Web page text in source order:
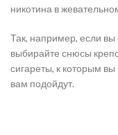
никотина в
Так, например, если вы
выбирайте снюсы
сигареты, к которым
вам подойдут.